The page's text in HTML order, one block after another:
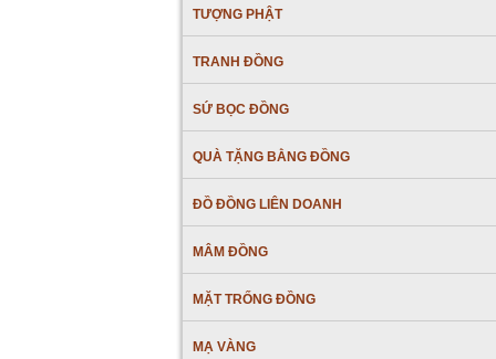
TƯỢNG PHẬT
TRANH ĐỒNG
SỨ BỌC ĐỒNG
QUÀ TẶNG BẰNG ĐỒNG
ĐỒ ĐỒNG LIÊN DOANH
MÂM ĐỒNG
MẶT TRỐNG ĐỒNG
MẠ VÀNG